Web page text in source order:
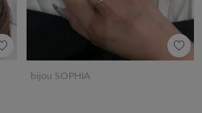
bijou SOPHIA